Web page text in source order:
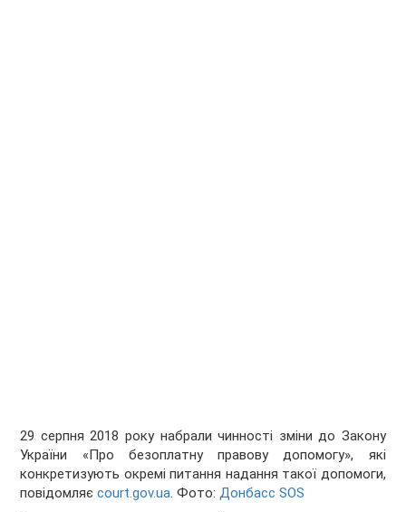
29 серпня 2018 року набрали чинності зміни до Закону
України «Про безоплатну правову допомогу», які
конкретизують окремі питання надання такої допомоги,
повідомляєcourt.gov.ua. Фото:Донбасс SOS